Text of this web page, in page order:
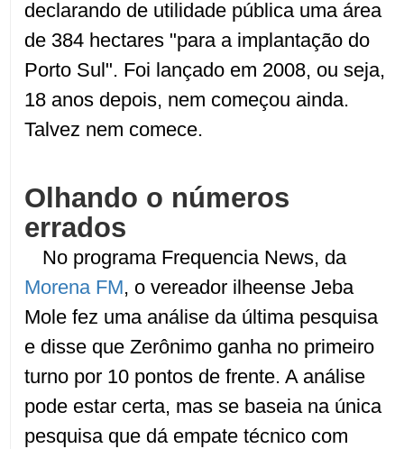
declarando de utilidade pública uma área
de 384 hectares "para a implantação do
Porto Sul". Foi lançado em 2008, ou seja,
18 anos depois, nem começou ainda.
Talvez nem comece.
Olhando o números
errados
No programa Frequencia News, da
Morena FM, o vereador ilheense Jeba
Mole fez uma análise da última pesquisa
e disse que Zerônimo ganha no primeiro
turno por 10 pontos de frente. A análise
pode estar certa, mas se baseia na única
pesquisa que dá empate técnico com